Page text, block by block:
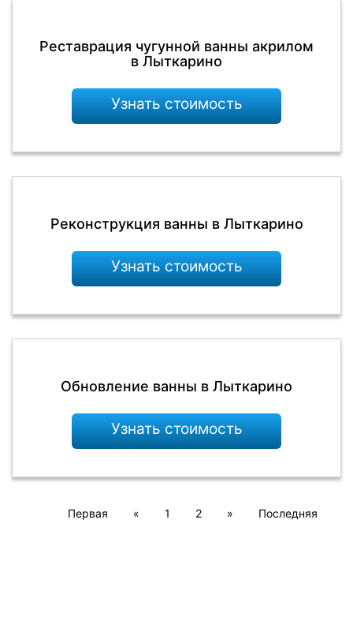
Реставрация чугунной ванны акрилом
в Лыткарино
Узнать стоимость
Реконструкция ванны в Лыткарино
Узнать стоимость
Обновление ванны в Лыткарино
Узнать стоимость
Первая « 1 2 » Последняя